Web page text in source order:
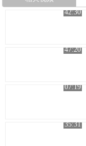
42:30
47:20
07:19
35:31